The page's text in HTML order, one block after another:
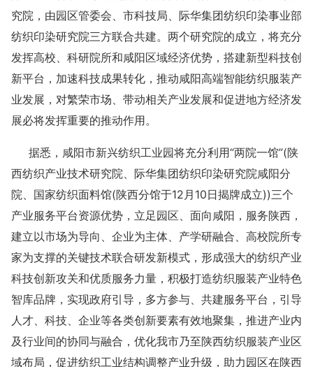
究院，由园区管委会、市科技局、际华集团纺织印染事业部
纺织印染研究院三方联合共建。两个研究院的成立，将充分
发挥高校、科研院所和咸阳区域经济优势，搭建新型科技创
新平台，加速科技成果转化，推动咸阳高端智能纺织服装产
业发展，对繁荣市场、带动相关产业发展和促进地方经济发
展必将发挥重要的推动作用。
据悉，咸阳市新兴纺织工业园将充分利用“两院一馆”(陕
西纺织产业技术研究院、际华集团纺织印染研究院咸阳分
院、国家纺织面料馆(陕西分馆于12月10日揭牌成立))三个
产业服务平台资源优势，立足园区、面向咸阳，服务陕西，
建立以市场为导向、企业为主体、产学研融合、高校院所专
家为支撑的关键技术联合研发新模式，形成强大的纺织产业
科技创新攻关和优质服务力量，积极打造纺织服装产业特色
智库品牌，实现政府引导，多方参与、共建服务平台，引导
人才、科技、企业等各类创新要素有效地聚集，推进产业内
及行业间的协同与融合，优化我市乃至陕西纺织服装产业区
域布局，促进纺织工业结构调整产业升级，助力园区在陕西